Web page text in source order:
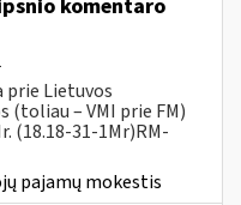
komentaro
prie Lietuvos
– VMI prie FM)
(18.18-31-1Mr)RM-
pajamų mokestis